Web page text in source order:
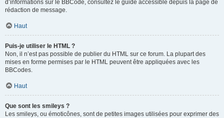
d’informations sur le BBCode, consultez le guide accessible depuis la page de
rédaction de message.
Haut
Puis-je utiliser le HTML ?
Non, il n’est pas possible de publier du HTML sur ce forum. La plupart des
mises en forme permises par le HTML peuvent être appliquées avec les
BBCodes.
Haut
Que sont les smileys ?
Les smileys, ou émoticônes, sont de petites images utilisées pour exprimer des